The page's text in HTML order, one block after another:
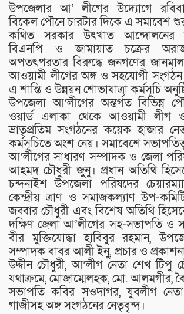
উপজেলার আ’ লীগের উদ্যোগে
বিকেল পৌনে চারটার দিকে এ সমাবেশ
কথিত সরকার উৎখাত আন্দোলনের
বিএনপি ও জামায়াত চক্রের
অপতৎপরতার বিরুদ্ধে জনগণের
আওয়ামী লীগের অঙ্গ ও সহযোগী
এ শান্তি ও উন্নয়ন শোভাযাত্রা কর্মসূচি
উপজেলা আ’লীগের অন্তর্গত বিভিন্ন
ওয়ার্ড এলাকা থেকে আওয়ামী লীগ
ভ্রাতৃপ্রতিম সংগঠনের কয়েক হাজার
কর্মসূচিতে অংশ নেয়। সমাবেশে
আ’লীগের সাধারণ সম্পাদক ও জেলা
আহমদ চৌধুরী জুুনু। প্রধান অতিথি
চন্দনাইশ উপজেলা পরিষদের
কেন্দ্রীয় ত্রাণ ও সমাজকল্যাণ উপ-
জব্বার চৌধুরী এবং বিশেষ অতিথি
দক্ষিণ জেলা আ’লীগের সহ-সভাপতি ও
বীর মুক্তিযোদ্ধা হাবিবুর রহমান,
সম্পাদক বাবর আলী ইনু, প্রচার ও
উদ্দীন চৌধুরী, আ’লীগ নেতা শেখ টিপু
যথাক্রমে, মোজাম্মেলহক, মো. আলমগীর,
সভাপতি কবির সওদাগর, যুবলীগ
গাজীসহ অঙ্গ সংগঠনের নেতৃবৃন্দ।